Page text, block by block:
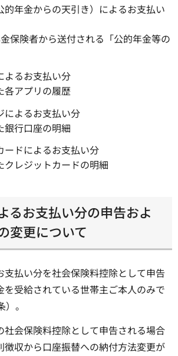
的年金からの天引き）によるお支払い
保険者から送付される「公的年金等の
よるお支払い分
各アプリの履歴
によるお支払い分
銀行口座の明細
ードによるお支払い分
クレジットカードの明細
るお支払い分の申告およ
変更について
支払い分を社会保険料控除として申告
を受給されている世帯主ご本人のみで
。
社会保険料控除として申告される場合
徴収から口座振替への納付方法変更が